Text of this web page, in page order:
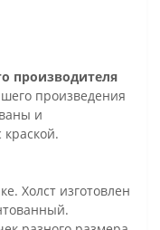
производителя
произведения
и
Холст изготовлен